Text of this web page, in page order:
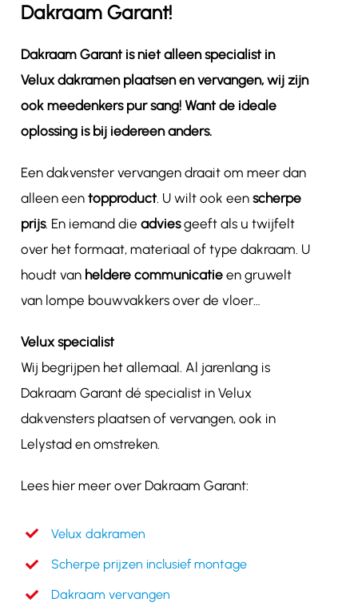
Dakraam Garant!
Dakraam Garant is niet alleen specialist in
Velux dakramen plaatsen en vervangen, wij zijn
ook meedenkers pur sang! Want de ideale
oplossing is bij iedereen anders.
Een dakvenster vervangen draait om meer dan
alleen een topproduct. U wilt ook een scherpe
prijs. En iemand die adviesgeeft als u twijfelt
over het formaat, materiaal of type dakraam. U
houdt van heldere communicatieen gruwelt
van lompe bouwvakkers over de vloer…
Velux specialist
Wij begrijpen het allemaal. Al jarenlang is
Dakraam Garant dé specialist in Velux
dakvensters plaatsen of vervangen, ook in
Lelystad en omstreken.
Lees hier meer over Dakraam Garant:
Velux dakramen
Scherpe prijzen inclusief montage
Dakraam vervangen